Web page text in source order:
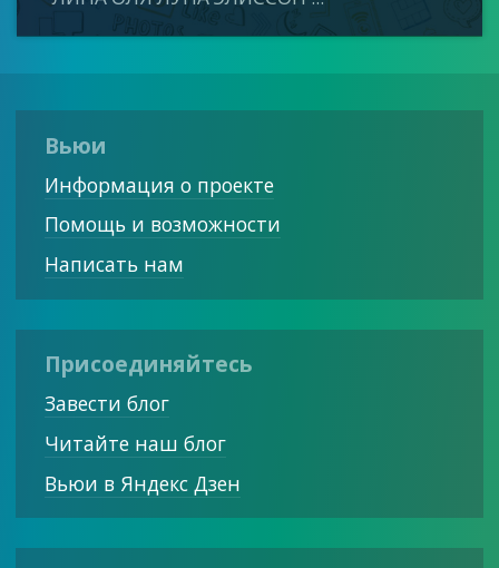
Вьюи
Информация о проекте
Помощь и возможности
Написать нам
Присоединяйтесь
Завести блог
Читайте наш блог
Вьюи в Яндекс Дзен